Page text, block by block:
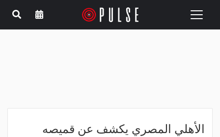
Toggle
الأهلي المصري يكشف عن قميصه